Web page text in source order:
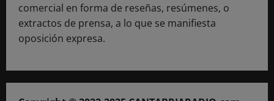
comercial en forma de reseñas, resúmenes, o
extractos de prensa, a lo que se manifiesta
oposición expresa.